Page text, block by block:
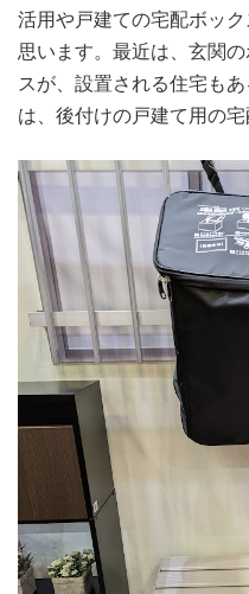
活用や戸建ての宅配ボッ
思います。最近は、玄関
スが、設置される住宅も
は、後付けの戸建て用の